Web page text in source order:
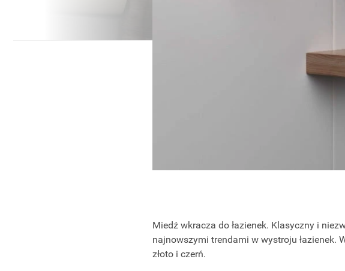
Miedź wkracza do łazienek. Klasyczny i
najnowszymi trendami w wystroju łazienek.
złoto i czerń.